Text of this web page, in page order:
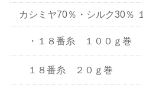
カシミヤ70％・シルク30％ １
８番糸
・１８番糸 １００ｇ巻
１８番糸 ２０ｇ巻